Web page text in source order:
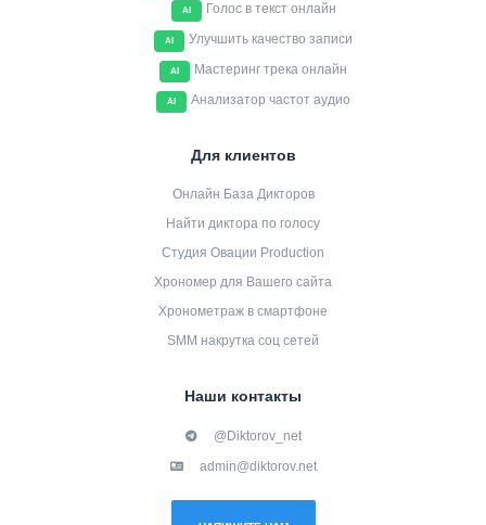
AI Голос в текст онлайн
AI Улучшить качество записи
AI Мастеринг трека онлайн
AI Анализатор частот аудио
Для клиентов
Онлайн База Дикторов
Найти диктора по голосу
Студия Овации Production
Хрономер для Вашего сайта
Хронометраж в смартфоне
SMM накрутка соц сетей
Наши контакты
@Diktorov_net
admin@diktorov.net